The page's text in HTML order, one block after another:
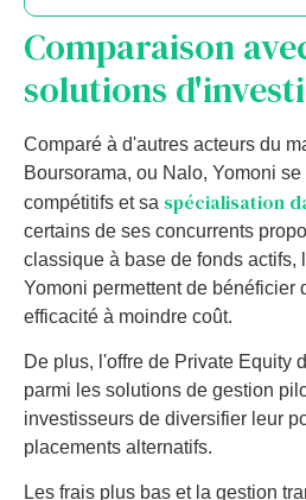
Comparaison
solutions
Comparé à d'autres acteurs du
Boursorama, ou Nalo, Yomoni
compétitifs et sa spécialisation
certains de ses concurrents
classique à base de fonds actifs,
Yomoni permettent de bénéficier
efficacité à moindre coût.
De plus, l'offre de Private Equity
parmi les solutions de gestion
investisseurs de diversifier leur
placements alternatifs.
Les frais plus bas et la gestion